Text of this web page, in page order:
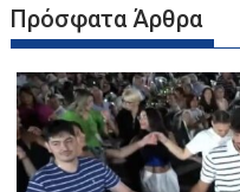
Πρόσφατα Άρθρα